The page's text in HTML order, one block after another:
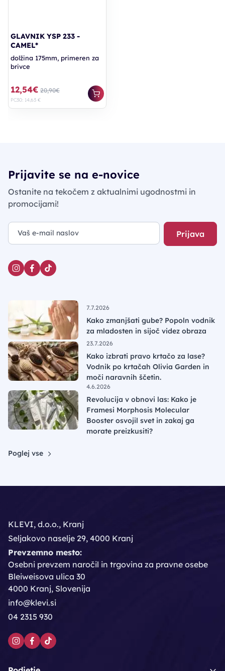
GLAVNIK YSP 233 -
CAMEL*
dolžina 175mm, primeren za
brivce
12,54€ 20,90€
PC30: 14,63 €
Prijavite se na e-novice
Ostanite na tekočem z aktualnimi ugodnostmi in
promocijami!
Prijava
7.7.2026
Kako zmanjšati gube? Popoln vodnik
za mladosten in sijoč videz obraza
23.7.2026
Kako izbrati pravo krtačo za lase?
Vodnik po krtačah Olivia Garden in
moči naravnih ščetin.
4.6.2026
Revolucija v obnovi las: Kako je
Framesi Morphosis Molecular
Booster osvojil svet in zakaj ga
morate preizkusiti?
Poglej vse
KLEVI, d.o.o., Kranj
Seljakovo naselje 29, 4000 Kranj
Prevzemno mesto:
Osebni prevzem naročil in trgovina za pravne osebe
Bleiweisova ulica 30
4000 Kranj, Slovenija
info@klevi.si
04 2315 930